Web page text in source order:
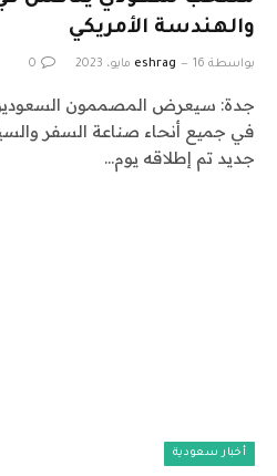
والهندسة الأمريكي
بواسطة eshrag 16 مايو، 2023 0
جدة: سيعرض المصممون
في جميع أنحاء صناعة السفر
جديد تم إطلاقه يوم…
أخبار سعودية